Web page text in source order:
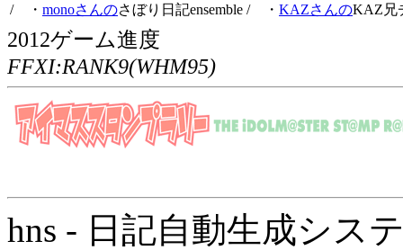
/ ・ monoさんのさぼり日記ensemble / ・ KAZさんのKAZ兄
2012ゲーム進度
FFXI:RANK9(WHM95)
hns - 日記自動生成シス